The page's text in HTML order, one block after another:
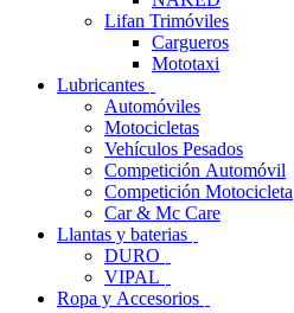
Lifan Trimóviles
Cargueros
Mototaxi
Lubricantes
Automóviles
Motocicletas
Vehículos Pesados
Competición Automóvil
Competición Motocicleta
Car & Mc Care
Llantas y baterias
DURO
VIPAL
Ropa y Accesorios